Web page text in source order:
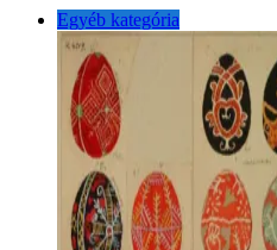
Egyéb kategória